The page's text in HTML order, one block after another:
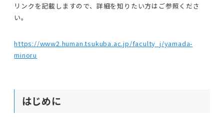
リンクを記載しますので、詳細を知りたい方はご参照くださ
い。
https://www2.human.tsukuba.ac.jp/faculty_j/yamada-
minoru
はじめに